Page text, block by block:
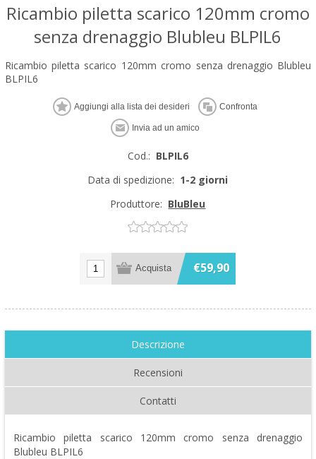
Ricambio piletta scarico 120mm cromo
senza drenaggio Blubleu BLPIL6
Ricambio piletta scarico 120mm cromo senza drenaggio Blubleu
BLPIL6
Cod.: BLPIL6
Data di spedizione: 1-2 giorni
Produttore: BluBleu
€59,90
Descrizione
Recensioni
Contatti
Ricambio piletta scarico 120mm cromo senza drenaggio
Blubleu BLPIL6